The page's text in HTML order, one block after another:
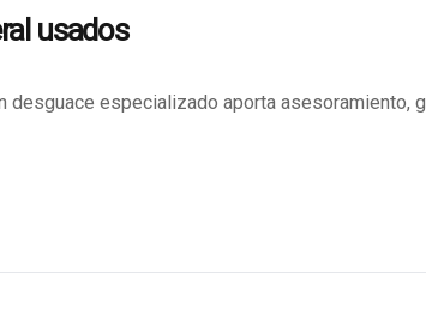
usados
especializado aporta asesoramiento,